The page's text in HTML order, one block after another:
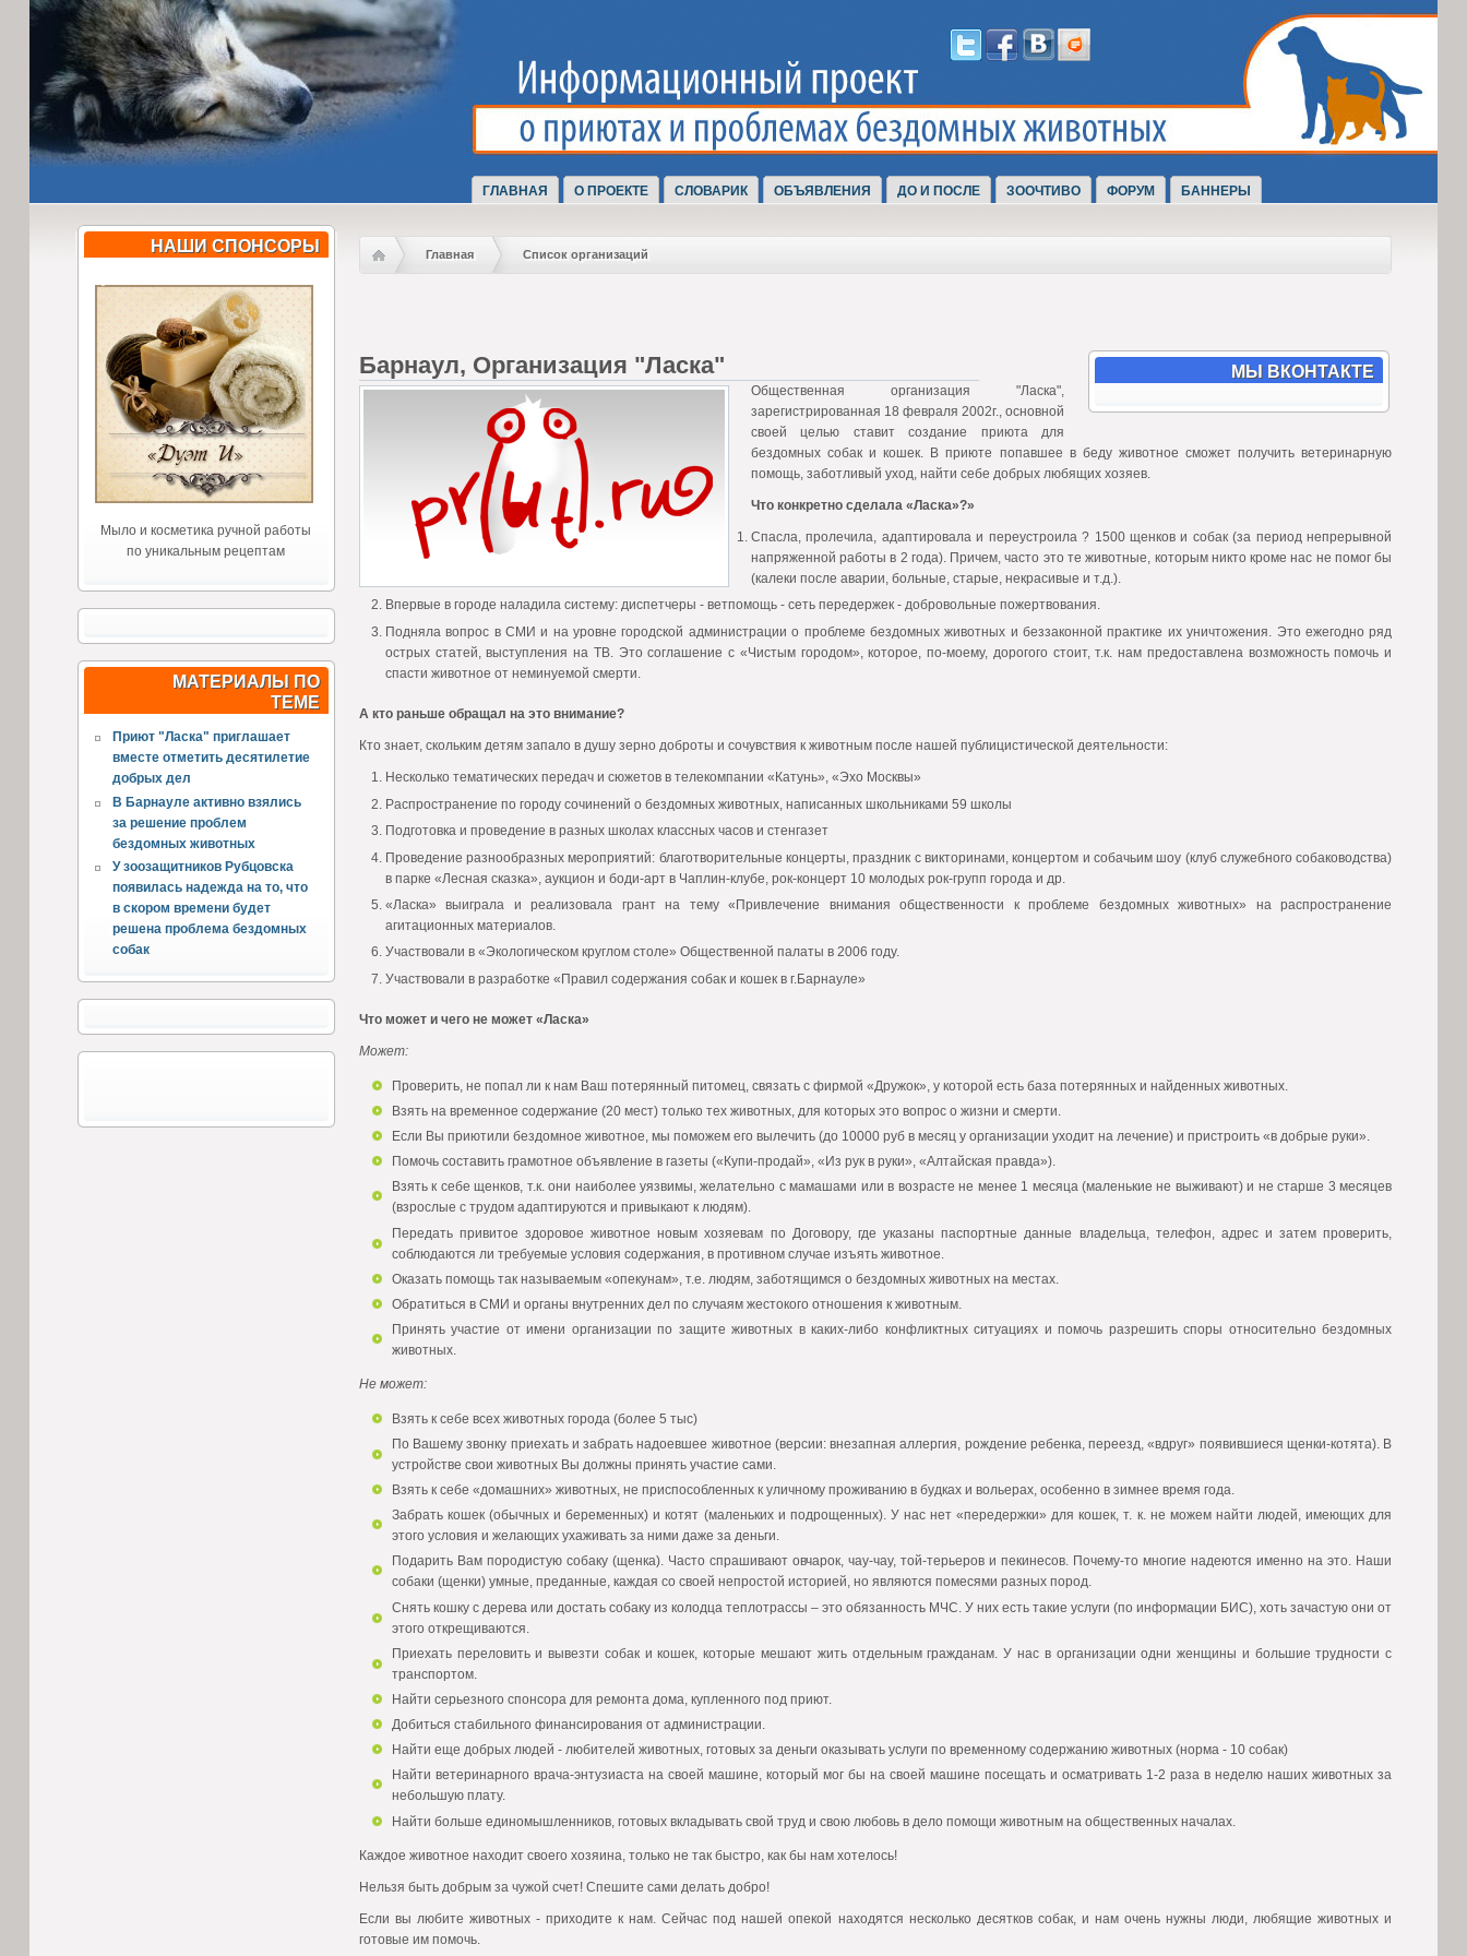
ГЛАВНАЯ О ПРОЕКТЕ СЛОВАРИК ОБЪЯВЛЕНИЯ ДО И ПОСЛЕ ЗООЧТИВО ФОРУМ БАННЕРЫ
НАШИ СПОНСОРЫ
Мыло и косметика ручной работы
по уникальным рецептам
МАТЕРИАЛЫ ПО
ТЕМЕ
Приют "Ласка" приглашает
вместе отметить десятилетие
добрых дел
В Барнауле активно взялись
за решение проблем
бездомных животных
У зоозащитников Рубцовска
появилась надежда на то, что
в скором времени будет
решена проблема бездомных
собак
Главная Список организаций
МЫ ВКОНТАКТЕ
Барнаул, Организация "Ласка"
Общественная организация "Ласка",
зарегистрированная 18 февраля 2002г., основной
своей целью ставит создание приюта для
бездомных собак и кошек. В приюте попавшее в беду животное сможет получить ветеринарную
помощь, заботливый уход, найти себе добрых любящих хозяев.
Что конкретно сделала «Ласка»?»
Спасла, пролечила, адаптировала и переустроила ? 1500 щенков и собак (за период непрерывной
напряженной работы в 2 года). Причем, часто это те животные, которым никто кроме нас не помог бы
(калеки после аварии, больные, старые, некрасивые и т.д.).
Впервые в городе наладила систему: диспетчеры - ветпомощь - сеть передержек - добровольные пожертвования.
Подняла вопрос в СМИ и на уровне городской администрации о проблеме бездомных животных и беззаконной практике их уничтожения. Это ежегодно ряд
острых статей, выступления на ТВ. Это соглашение с «Чистым городом», которое, по-моему, дорогого стоит, т.к. нам предоставлена возможность помочь и
спасти животное от неминуемой смерти.
А кто раньше обращал на это внимание?
Кто знает, скольким детям запало в душу зерно доброты и сочувствия к животным после нашей публицистической деятельности:
Несколько тематических передач и сюжетов в телекомпании «Катунь», «Эхо Москвы»
Распространение по городу сочинений о бездомных животных, написанных школьниками 59 школы
Подготовка и проведение в разных школах классных часов и стенгазет
Проведение разнообразных мероприятий: благотворительные концерты, праздник с викторинами, концертом и собачьим шоу (клуб служебного собаководства)
в парке «Лесная сказка», аукцион и боди-арт в Чаплин-клубе, рок-концерт 10 молодых рок-групп города и др.
«Ласка» выиграла и реализовала грант на тему «Привлечение внимания общественности к проблеме бездомных животных» на распространение
агитационных материалов.
Участвовали в «Экологическом круглом столе» Общественной палаты в 2006 году.
Участвовали в разработке «Правил содержания собак и кошек в г.Барнауле»
Что может и чего не может «Ласка»
Может:
Проверить, не попал ли к нам Ваш потерянный питомец, связать с фирмой «Дружок», у которой есть база потерянных и найденных животных.
Взять на временное содержание (20 мест) только тех животных, для которых это вопрос о жизни и смерти.
Если Вы приютили бездомное животное, мы поможем его вылечить (до 10000 руб в месяц у организации уходит на лечение) и пристроить «в добрые руки».
Помочь составить грамотное объявление в газеты («Купи-продай», «Из рук в руки», «Алтайская правда»).
Взять к себе щенков, т.к. они наиболее уязвимы, желательно с мамашами или в возрасте не менее 1 месяца (маленькие не выживают) и не старше 3 месяцев
(взрослые с трудом адаптируются и привыкают к людям).
Передать привитое здоровое животное новым хозяевам по Договору, где указаны паспортные данные владельца, телефон, адрес и затем проверить,
соблюдаются ли требуемые условия содержания, в противном случае изъять животное.
Оказать помощь так называемым «опекунам», т.е. людям, заботящимся о бездомных животных на местах.
Обратиться в СМИ и органы внутренних дел по случаям жестокого отношения к животным.
Принять участие от имени организации по защите животных в каких-либо конфликтных ситуациях и помочь разрешить споры относительно бездомных
животных.
Не может:
Взять к себе всех животных города (более 5 тыс)
По Вашему звонку приехать и забрать надоевшее животное (версии: внезапная аллергия, рождение ребенка, переезд, «вдруг» появившиеся щенки-котята). В
устройстве свои животных Вы должны принять участие сами.
Взять к себе «домашних» животных, не приспособленных к уличному проживанию в будках и вольерах, особенно в зимнее время года.
Забрать кошек (обычных и беременных) и котят (маленьких и подрощенных). У нас нет «передержки» для кошек, т. к. не можем найти людей, имеющих для
этого условия и желающих ухаживать за ними даже за деньги.
Подарить Вам породистую собаку (щенка). Часто спрашивают овчарок, чау-чау, той-терьеров и пекинесов. Почему-то многие надеются именно на это. Наши
собаки (щенки) умные, преданные, каждая со своей непростой историей, но являются помесями разных пород.
Снять кошку с дерева или достать собаку из колодца теплотрассы – это обязанность МЧС. У них есть такие услуги (по информации БИС), хоть зачастую они от
этого открещиваются.
Приехать переловить и вывезти собак и кошек, которые мешают жить отдельным гражданам. У нас в организации одни женщины и большие трудности с
транспортом.
Найти серьезного спонсора для ремонта дома, купленного под приют.
Добиться стабильного финансирования от администрации.
Найти еще добрых людей - любителей животных, готовых за деньги оказывать услуги по временному содержанию животных (норма - 10 собак)
Найти ветеринарного врача-энтузиаста на своей машине, который мог бы на своей машине посещать и осматривать 1-2 раза в неделю наших животных за
небольшую плату.
Найти больше единомышленников, готовых вкладывать свой труд и свою любовь в дело помощи животным на общественных началах.
Каждое животное находит своего хозяина, только не так быстро, как бы нам хотелось!
Нельзя быть добрым за чужой счет! Спешите сами делать добро!
Если вы любите животных - приходите к нам. Сейчас под нашей опекой находятся несколько десятков собак, и нам очень нужны люди, любящие животных и
готовые им помочь.